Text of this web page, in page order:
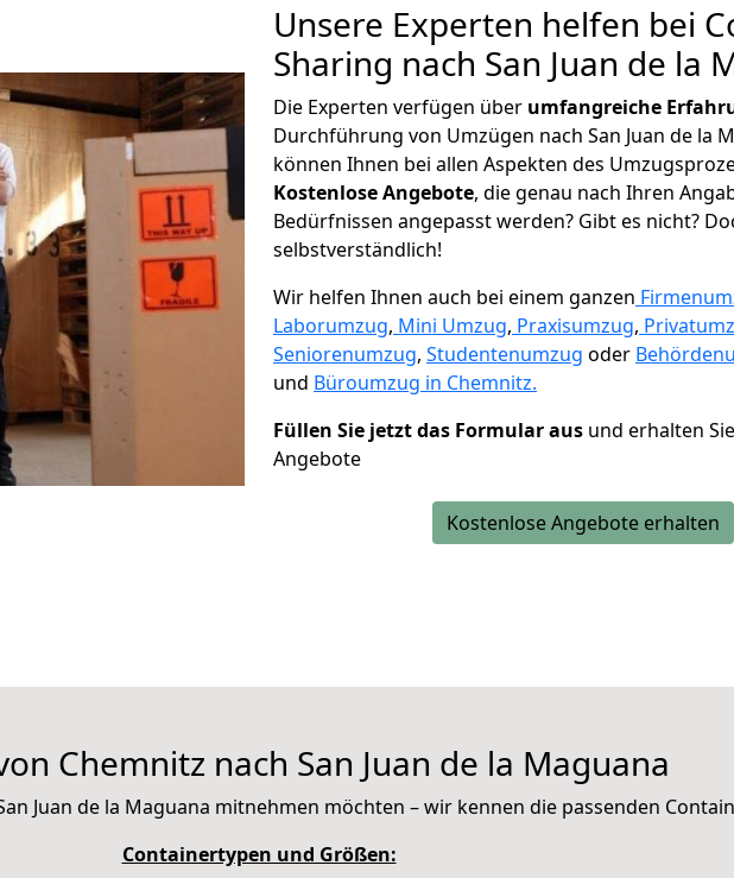
Unsere Experten helfen bei
Sharing nach San Juan de la
Die Experten verfügen über umfangreiche
Durchführung von Umzügen nach San Juan de la
können Ihnen bei allen Aspekten des
Kostenlose Angebote, die genau nach Ihren
Bedürfnissen angepasst werden? Gibt es nicht?
selbstverständlich!
Wir helfen Ihnen auch bei einem ganzen
Laborumzug, Mini Umzug, Praxisumzug,
Seniorenumzug, Studentenumzug oder
und Büroumzug in Chemnitz.
Füllen Sie jetzt das Formular aus und erhalten
Angebote
Kostenlose Angebote erhalten
Chemnitz nach San Juan de la Maguana
Juan de la Maguana mitnehmen möchten – wir kennen die passenden
Containertypen und Größen: